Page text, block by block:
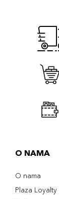
O NAMA
O nama
Plaza